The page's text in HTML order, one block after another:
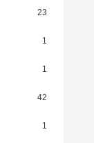
23
1
1
42
1